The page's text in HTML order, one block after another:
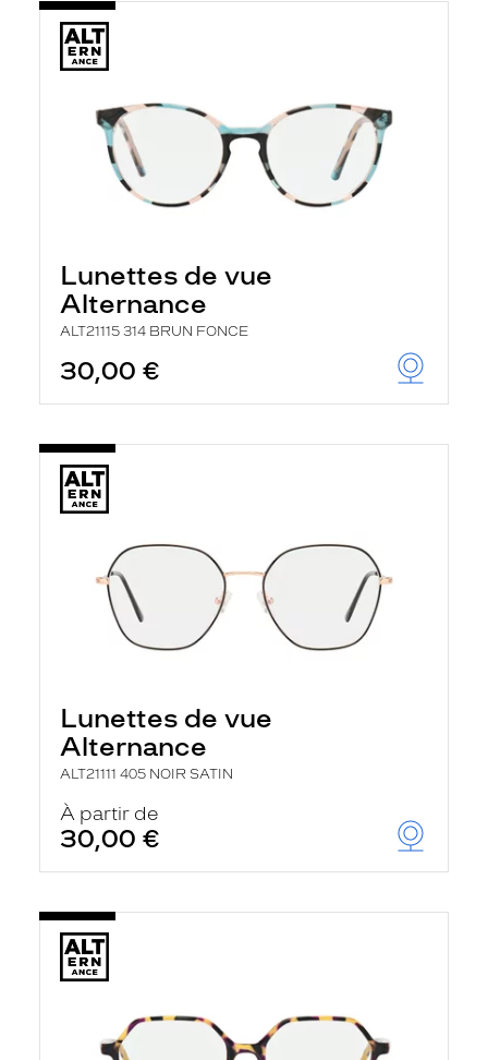
Lunettes de vue
Alternance
ALT21115 314 BRUN FONCE
30,00 €
Lunettes de vue
Alternance
ALT21111 405 NOIR SATIN
À partir de
30,00 €